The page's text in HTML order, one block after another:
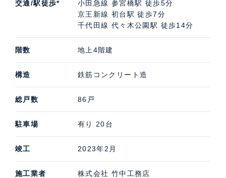
交通/駅徒歩*
小田急線 参宮橋駅 徒歩5分
京王新線 初台駅 徒歩7分
千代田線 代々木公園駅 徒歩14分
階数 地上4階建
構造 鉄筋コンクリート造
総戸数 86戸
駐車場 有り 20台
竣工 2023年2月
施工業者 株式会社 竹中工務店